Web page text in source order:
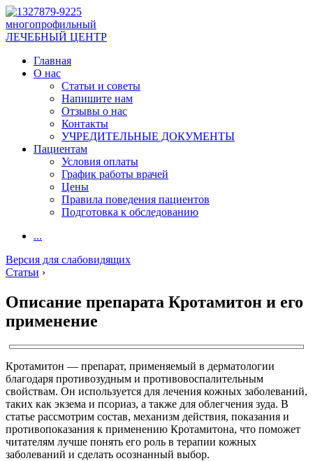
многопрофильный
ЛЕЧЕБНЫЙ ЦЕНТР
Главная
О нас
Статьи и советы
Напишите нам
Отзывы о нас
Контакты
УЧРЕДИТЕЛЬНЫЕ ДОКУМЕНТЫ
Пациентам
Условия оплаты
График работы врачей
Цены
Правила поведения пациентов
Подготовка к обследованию
...
Версия для слабовидящих
Статьи ›
Описание препарата Кротамитон и его
применение
Кротамитон — препарат, применяемый в дерматологии
благодаря противозудным и противовоспалительным
свойствам. Он используется для лечения кожных заболеваний,
таких как экзема и псориаз, а также для облегчения зуда. В
статье рассмотрим состав, механизм действия, показания и
противопоказания к применению Кротамитона, что поможет
читателям лучше понять его роль в терапии кожных
заболеваний и сделать осознанный выбор.